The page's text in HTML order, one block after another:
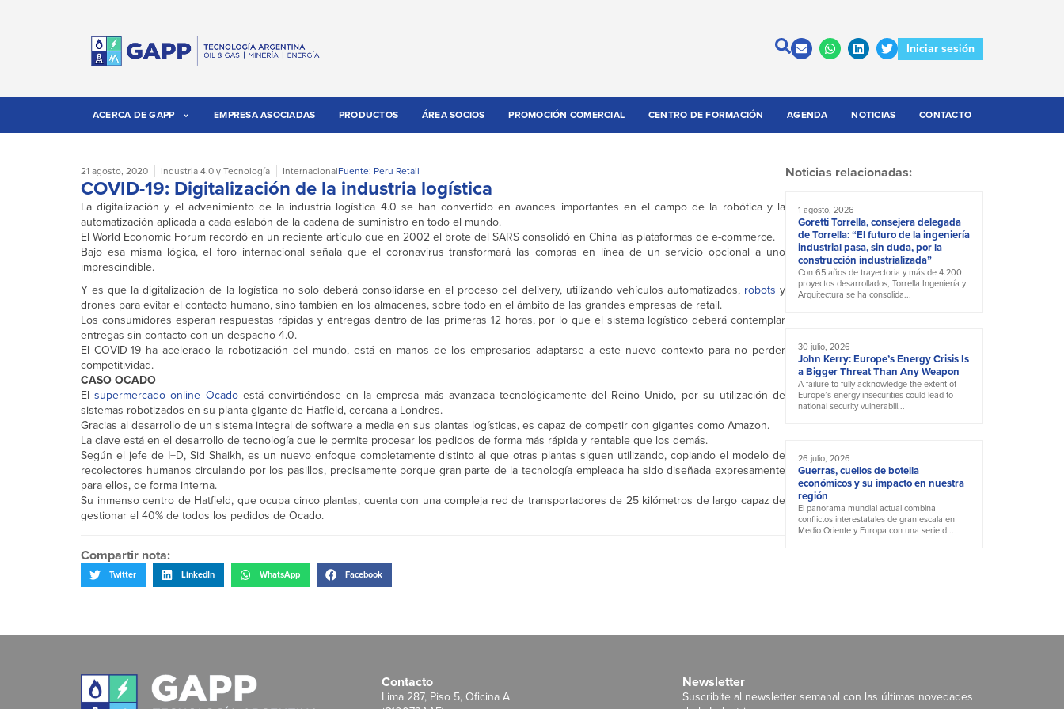
Iniciar sesión
ACERCA DE GAPP EMPRESA ASOCIADAS PRODUCTOS ÁREA SOCIOS PROMOCIÓN COMERCIAL CENTRO DE FORMACIÓN AGENDA NOTICIAS CONTACTO
21 agosto, 2020 Industria 4.0 y Tecnología InternacionalFuente: Peru Retail
COVID-19: Digitalización de la industria logística
La digitalización y el advenimiento de la industria logística 4.0 se han convertido en avances importantes en el campo de la robótica y la
automatización aplicada a cada eslabón de la cadena de suministro en todo el mundo.
El World Economic Forum recordó en un reciente artículo que en 2002 el brote del SARS consolidó en China las plataformas de e-commerce.
Bajo esa misma lógica, el foro internacional señala que el coronavirus transformará las compras en línea de un servicio opcional a uno
imprescindible.
Y es que la digitalización de la logística no solo deberá consolidarse en el proceso del delivery, utilizando vehículos automatizados, robots y
drones para evitar el contacto humano, sino también en los almacenes, sobre todo en el ámbito de las grandes empresas de retail.
Los consumidores esperan respuestas rápidas y entregas dentro de las primeras 12 horas, por lo que el sistema logístico deberá contemplar
entregas sin contacto con un despacho 4.0.
El COVID-19 ha acelerado la robotización del mundo, está en manos de los empresarios adaptarse a este nuevo contexto para no perder
competitividad.
CASO OCADO
Elsupermercado online Ocadoestá convirtiéndose en la empresa más avanzada tecnológicamente del Reino Unido, por su utilización de
sistemas robotizados en su planta gigante de Hatfield, cercana a Londres.
Gracias al desarrollo de un sistema integral de software a media en sus plantas logísticas, es capaz de competir con gigantes como Amazon.
La clave está en el desarrollo de tecnología que le permite procesar los pedidos de forma más rápida y rentable que los demás.
Según el jefe de I+D, Sid Shaikh, es un nuevo enfoque completamente distinto al que otras plantas siguen utilizando, copiando el modelo de
recolectores humanos circulando por los pasillos, precisamente porque gran parte de la tecnología empleada ha sido diseñada expresamente
para ellos, de forma interna.
Su inmenso centro de Hatfield, que ocupa cinco plantas, cuenta con una compleja red de transportadores de 25 kilómetros de largo capaz de
gestionar el 40% de todos los pedidos de Ocado.
Compartir nota:
Twitter LinkedIn WhatsApp Facebook
Noticias relacionadas:
1 agosto, 2026
Goretti Torrella, consejera delegada
de Torrella: “El futuro de la ingeniería
industrial pasa, sin duda, por la
construcción industrializada”
Con 65 años de trayectoria y más de 4.200
proyectos desarrollados, Torrella Ingeniería y
Arquitectura se ha consolida...
30 julio, 2026
John Kerry: Europe’s Energy Crisis Is
a Bigger Threat Than Any Weapon
A failure to fully acknowledge the extent of
Europe’s energy insecurities could lead to
national security vulnerabili...
26 julio, 2026
Guerras, cuellos de botella
económicos y su impacto en nuestra
región
El panorama mundial actual combina
conflictos interestatales de gran escala en
Medio Oriente y Europa con una serie d...
Contacto
Lima 287, Piso 5, Oficina A
Newsletter
Suscribite al newsletter semanal con las últimas novedades